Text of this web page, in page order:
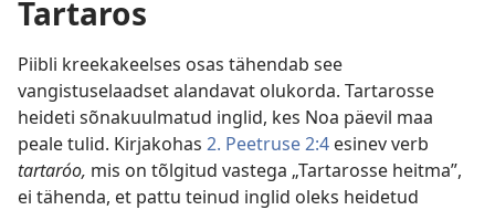
Tartaros
Piibli kreekakeelses osas tähendab see
vangistuselaadset alandavat olukorda. Tartarosse
heideti sõnakuulmatud inglid, kes Noa päevil maa
peale tulid. Kirjakohas 2. Peetruse 2:4 esinev verb
tartaróo, mis on tõlgitud vastega „Tartarosse heitma”,
ei tähenda, et pattu teinud inglid oleks heidetud